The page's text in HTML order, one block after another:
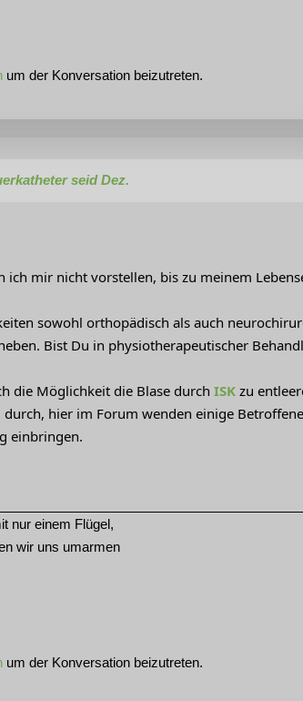
um der Konversation beizutreten.
seid Dez.
ich mir nicht vorstellen, bis zu meinem
sowohl orthopädisch als auch
Bist Du in physiotherapeutischer
die Möglichkeit die Blase durch ISK zu
durch, hier im Forum wenden einige
einbringen.
nur einem Flügel,
wir uns umarmen
um der Konversation beizutreten.